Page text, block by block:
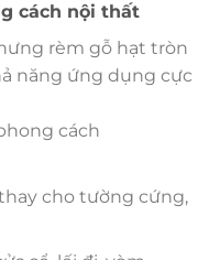
cách nội thất
rèm gỗ hạt tròn
năng ứng dụng cực
cách
cho tường cứng,